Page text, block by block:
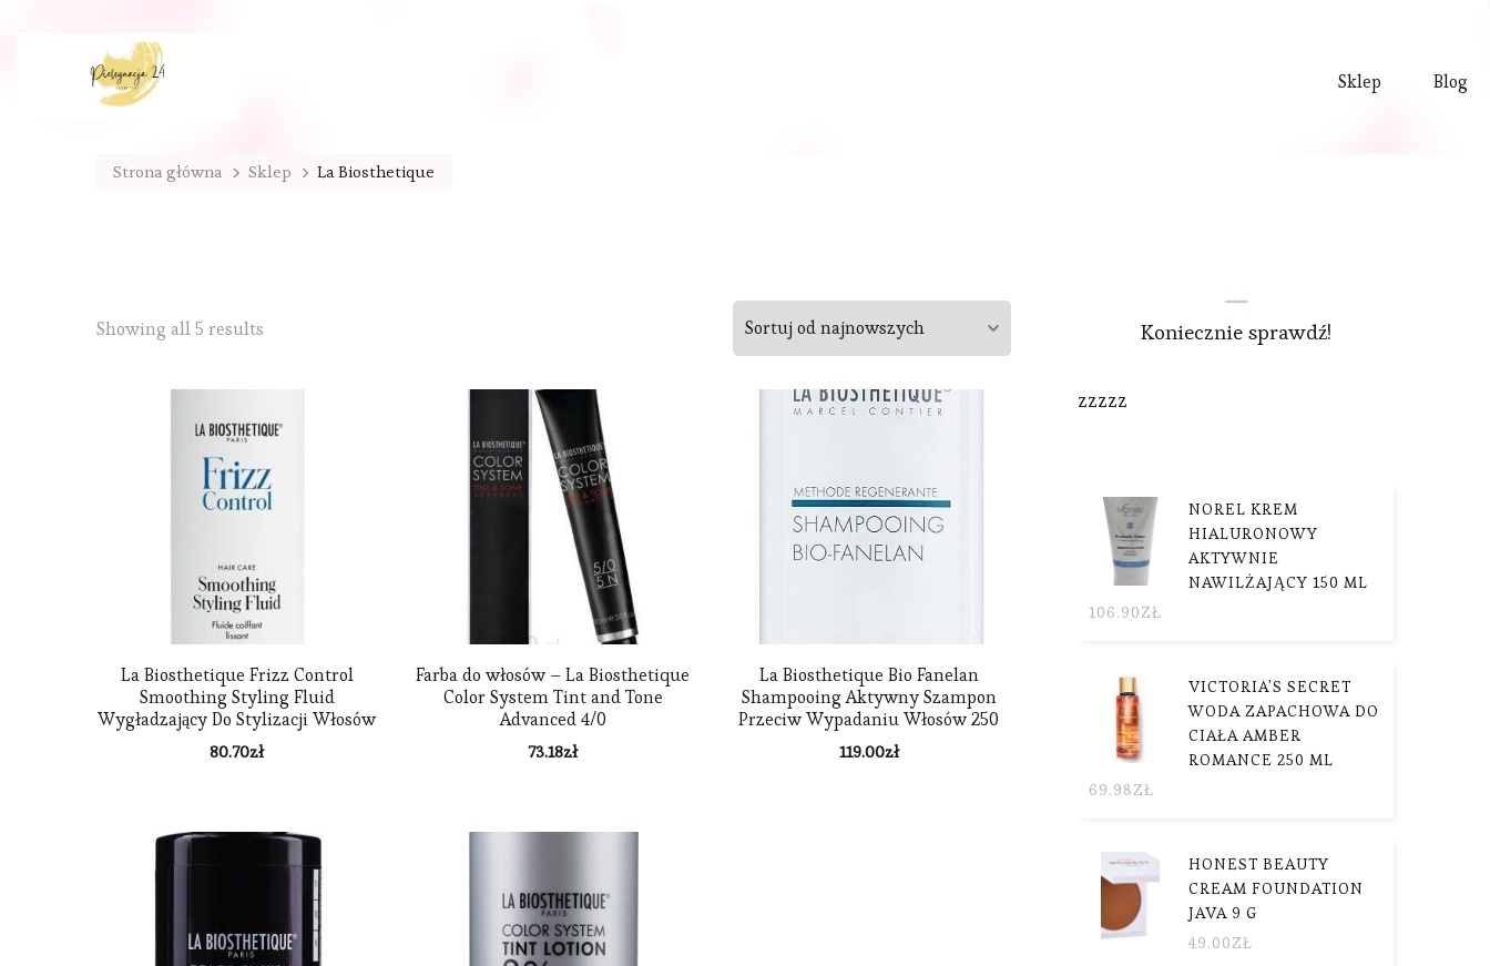
Sklep Blog
Strona główna Sklep La Biosthetique
Showing all 5 results
La Biosthetique Frizz Control
Smoothing Styling Fluid
Wygładzający Do Stylizacji Włosów
150 ml
80.70zł
Farba do włosów – La Biosthetique
Color System Tint and Tone
Advanced 4/0
73.18zł
La Biosthetique Bio Fanelan
Shampooing Aktywny Szampon
Przeciw Wypadaniu Włosów 250
ml
119.00zł
Koniecznie sprawdź!
zzzzz
NOREL KREM
HIALURONOWY
AKTYWNIE
NAWILŻAJĄCY 150 ML
106.90ZŁ
VICTORIA'S SECRET
WODA ZAPACHOWA DO
CIAŁA AMBER
ROMANCE 250 ML
69.98ZŁ
HONEST BEAUTY
CREAM FOUNDATION
JAVA 9 G
49.00ZŁ